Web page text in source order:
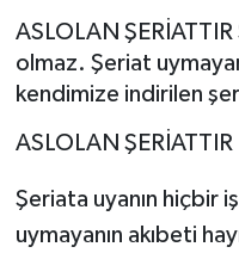
ASLOLAN
olmaz. Şeriat
kendimize indirilen
ASLOLAN ŞERİATTIR
Şeriata uyanın hiçbir
uymayanın akıbeti